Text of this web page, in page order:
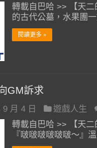
轉載自巴哈 >> 【天
的古代公墓，水果團
閱讀更多 »
GM訴求
9 月 4 日 遊戲人生
轉載自巴哈 >> 【天
『啵啵啵啵啵啵～』